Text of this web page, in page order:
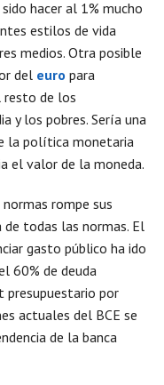
hacer al 1% mucho
estilos de vida
medios. Otra posible
del euro para
resto de los
y los pobres. Sería una
la política monetaria
el valor de la moneda.
rompe sus
todas las normas. El
gasto público ha ido
60% de deuda
presupuestario por
actuales del BCE se
de la banca